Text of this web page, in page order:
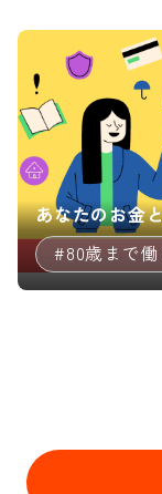
あなたのお金
#80歳まで働